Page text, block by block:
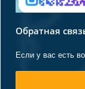
Обратная
Если у вас есть